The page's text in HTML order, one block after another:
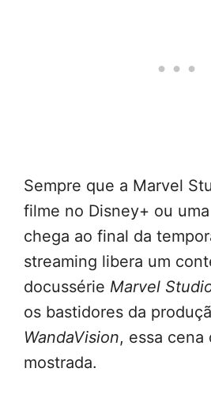
Sempre que a Marvel
filme no Disney+ ou
chega ao final da
streaming libera um
docussérie Marvel
os bastidores da
WandaVision, essa cena
mostrada.